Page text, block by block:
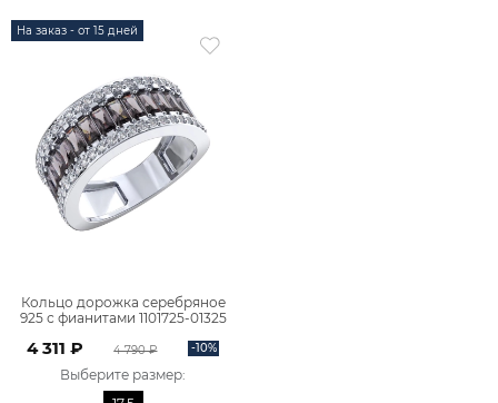
На заказ - от 15 дней
Кольцо дорожка серебряное
925 с фианитами 1101725-01325
4 311 ₽ 4 790 ₽ -10%
Выберите размер: